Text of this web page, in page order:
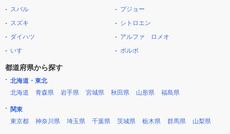
スバル
スズキ
ダイハツ
いすゞ
プジョー
シトロエン
アルファ ロメオ
ボルボ
都道府県から探す
北海道・東北
北海道
青森県 岩手県 宮城県 秋田県 山形県 福島県
関東
東京都
神奈川県 埼玉県 千葉県 茨城県 栃木県 群馬県 山梨県